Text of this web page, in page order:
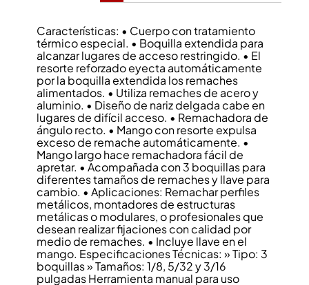
Características: • Cuerpo con tratamiento
térmico especial. • Boquilla extendida para
alcanzar lugares de acceso restringido. • El
resorte reforzado eyecta automáticamente
por la boquilla extendida los remaches
alimentados. • Utiliza remaches de acero y
aluminio. • Diseño de nariz delgada cabe en
lugares de difícil acceso. • Remachadora de
ángulo recto. • Mango con resorte expulsa
exceso de remache automáticamente. •
Mango largo hace remachadora fácil de
apretar. • Acompañada con 3 boquillas para
diferentes tamaños de remaches y llave para
cambio. • Aplicaciones: Remachar perfiles
metálicos, montadores de estructuras
metálicas o modulares, o profesionales que
desean realizar fijaciones con calidad por
medio de remaches. • Incluye llave en el
mango. Especificaciones Técnicas: » Tipo: 3
boquillas » Tamaños: 1/8, 5/32 y 3/16
pulgadas Herramienta manual para uso